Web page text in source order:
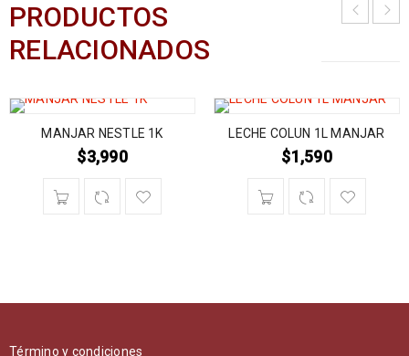
PRODUCTOS
RELACIONADOS
MANJAR NESTLE 1K
$3,990
LECHE COLUN 1L MANJAR
$1,590
Término y condiciones